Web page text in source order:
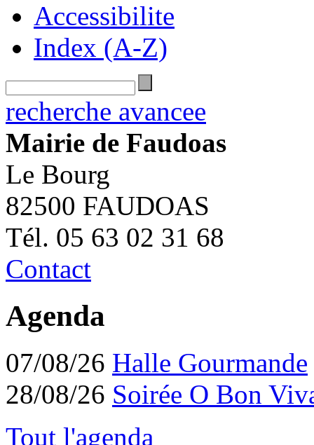
Accessibilite
Index (A-Z)
recherche avancee
Mairie de Faudoas
Le Bourg
82500 FAUDOAS
Tél. 05 63 02 31 68
Contact
Agenda
07/08/26 Halle Gourmande
28/08/26 Soirée O Bon
Tout l'agenda